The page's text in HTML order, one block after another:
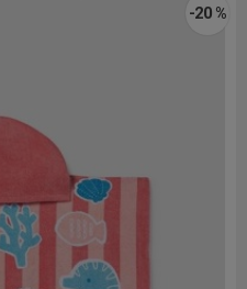
-20 %